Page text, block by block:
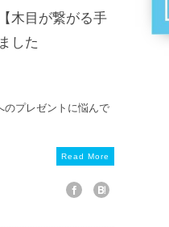
木目が繋がる手
した
のプレゼントに悩んで
Read More